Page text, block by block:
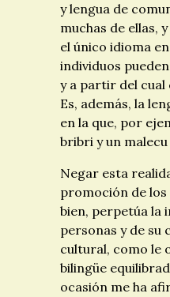
y lengua de
muchas de ellas,
el único idioma
individuos
y a partir del cual
Es, además, la
en la que, por
bribri y un
Negar esta
promoción de los
bien, perpetúa la
personas y de su
cultural, como le
bilingüe
ocasión me ha